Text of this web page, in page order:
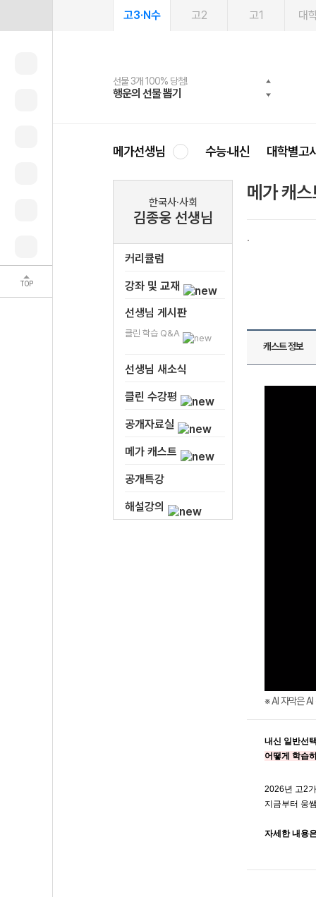
TOP
고3·N수 고2 고1 대
선물 3개 100% 당첨!
행운의 선물 뽑기
선물 100% 증정!
메가스터디 X 올리브
여름방학 스터디 캐시백
메가런 썸머스쿨
2027 러셀 단과
강사 공개선발
스마트러닝앱
설문 EVENT
메가패스
3일 무료 체험권
메가패스 수강생 무료혜택!
메가클럽 멤버십
사회공헌 캠페인
희망이룸 메가나눔
메가선생님 수능·내신 대학별고
한국사·사회
김종웅 선생님
커리큘럼
강좌 및 교재
선생님 게시판
클린 학습 Q&A
선생님 새소식
클린 수강평
공개자료실
메가 캐스트
공개특강
해설강의
메가 캐스
캐스트 정보
※ AI 자막은 AI
내신 일반선
어떻게 학습
2026년 고2
지금부터 웅
자세한 내용